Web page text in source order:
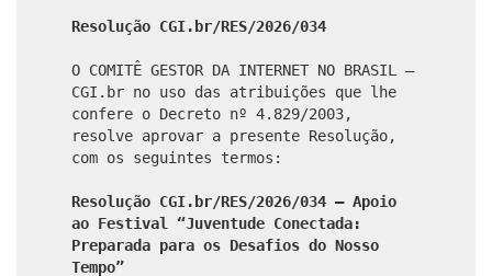
Resolução CGI.br/RES/2026/034
O COMITÊ GESTOR DA INTERNET NO BRASIL –
CGI.br no uso das atribuições que lhe
confere o Decreto nº 4.829/2003,
resolve aprovar a presente Resolução,
com os seguintes termos:
Resolução CGI.br/RES/2026/034 – Apoio
ao Festival “Juventude Conectada:
Preparada para os Desafios do Nosso
Tempo”